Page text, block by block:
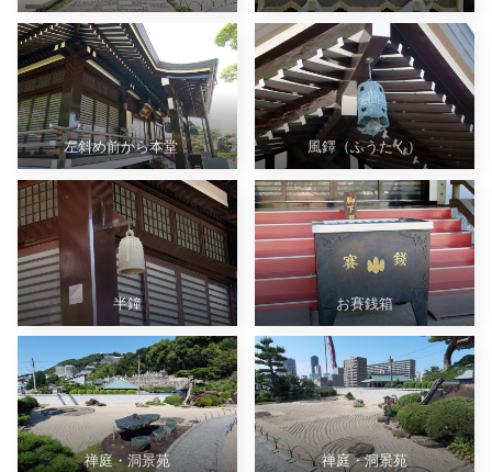
左斜め前から本堂 風鐸（ふうたく）
半鐘 お賽銭箱
禅庭・洞景苑 禅庭・洞景苑